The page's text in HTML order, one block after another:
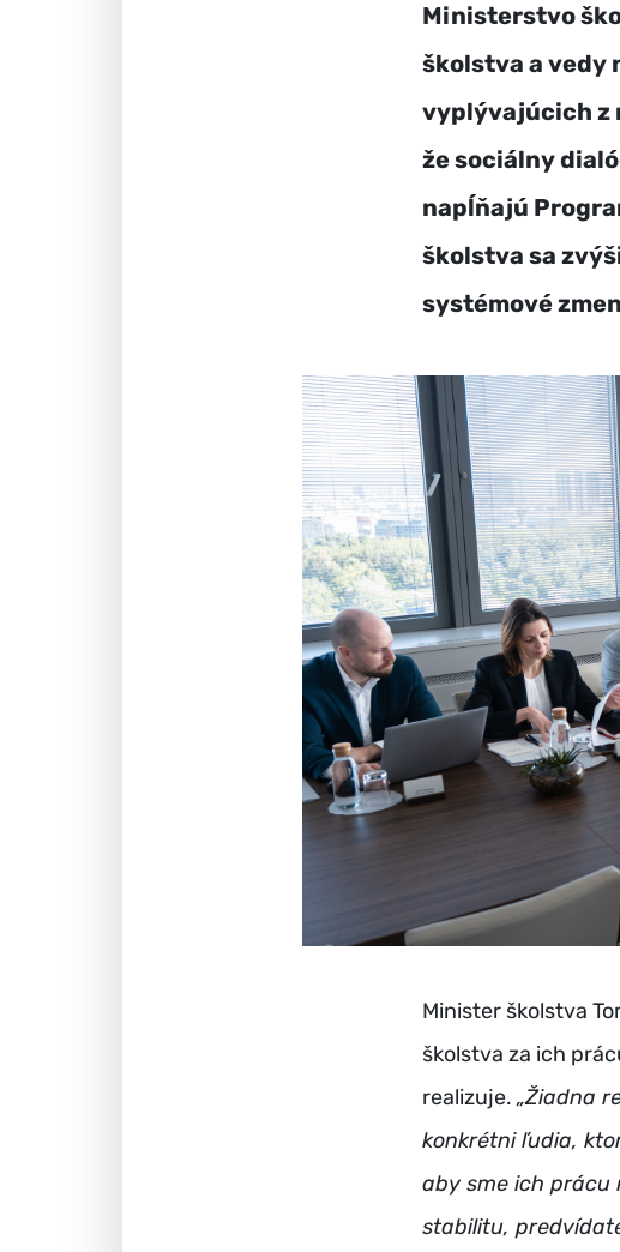
Ministerstvo
školstva a vedy
vyplývajúcich z
že sociálny
napĺňajú
školstva sa
systémové
Minister školstva
školstva za ich
realizuje. „Žiadna
konkrétni ľudia,
aby sme ich prácu
stabilitu,